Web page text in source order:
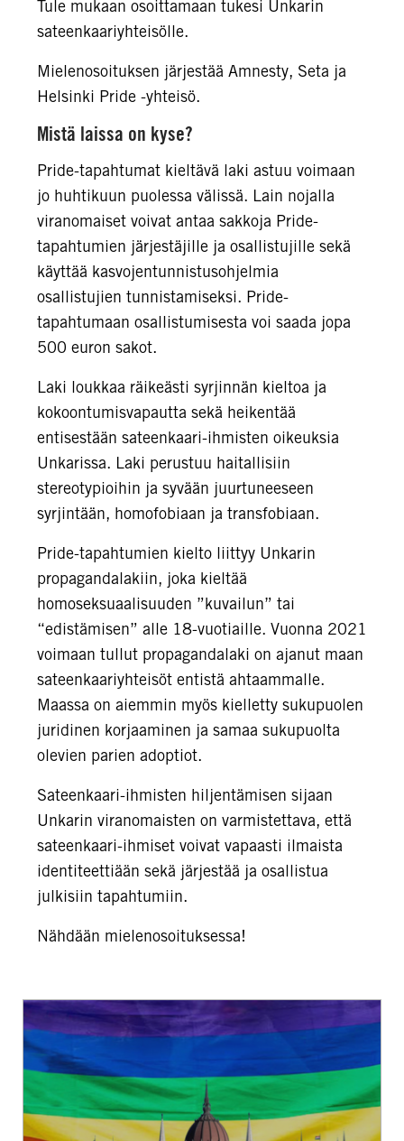
Tule mukaan osoittamaan tukesi Unkarin
sateenkaariyhteisölle.
Mielenosoituksen järjestää Amnesty, Seta ja
Helsinki Pride -yhteisö.
Mistä laissa on kyse?
Pride-tapahtumat kieltävä laki astuu voimaan
jo huhtikuun puolessa välissä. Lain nojalla
viranomaiset voivat antaa sakkoja Pride-
tapahtumien järjestäjille ja osallistujille sekä
käyttää kasvojentunnistusohjelmia
osallistujien tunnistamiseksi. Pride-
tapahtumaan osallistumisesta voi saada jopa
500 euron sakot.
Laki loukkaa räikeästi syrjinnän kieltoa ja
kokoontumisvapautta sekä heikentää
entisestään sateenkaari-ihmisten oikeuksia
Unkarissa. Laki perustuu haitallisiin
stereotypioihin ja syvään juurtuneeseen
syrjintään, homofobiaan ja transfobiaan.
Pride-tapahtumien kielto liittyy Unkarin
propagandalakiin, joka kieltää
homoseksuaalisuuden ”kuvailun” tai
“edistämisen” alle 18-vuotiaille. Vuonna 2021
voimaan tullut propagandalaki on ajanut maan
sateenkaariyhteisöt entistä ahtaammalle.
Maassa on aiemmin myös kielletty sukupuolen
juridinen korjaaminen ja samaa sukupuolta
olevien parien adoptiot.
Sateenkaari-ihmisten hiljentämisen sijaan
Unkarin viranomaisten on varmistettava, että
sateenkaari-ihmiset voivat vapaasti ilmaista
identiteettiään sekä järjestää ja osallistua
julkisiin tapahtumiin.
Nähdään mielenosoituksessa!
Unkarin
propagandalaki
on
luonut
”pelon